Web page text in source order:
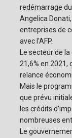
redémarrage
Angelica
entreprises de
avec l'AFP.
Le secteur de
21,6% en
relance
Mais le
que prévu
les crédits
nombreuses
Le